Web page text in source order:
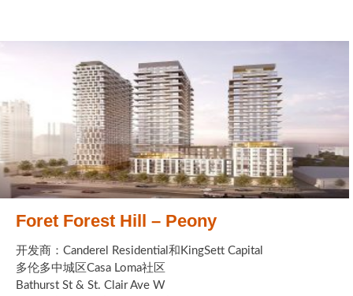
Foret Forest Hill – Peony
开发商：Canderel Residential和KingSett Capital
多伦多中城区Casa Loma社区
Bathurst St & St. Clair Ave W